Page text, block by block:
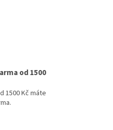
od 1500
1500 Kč máte